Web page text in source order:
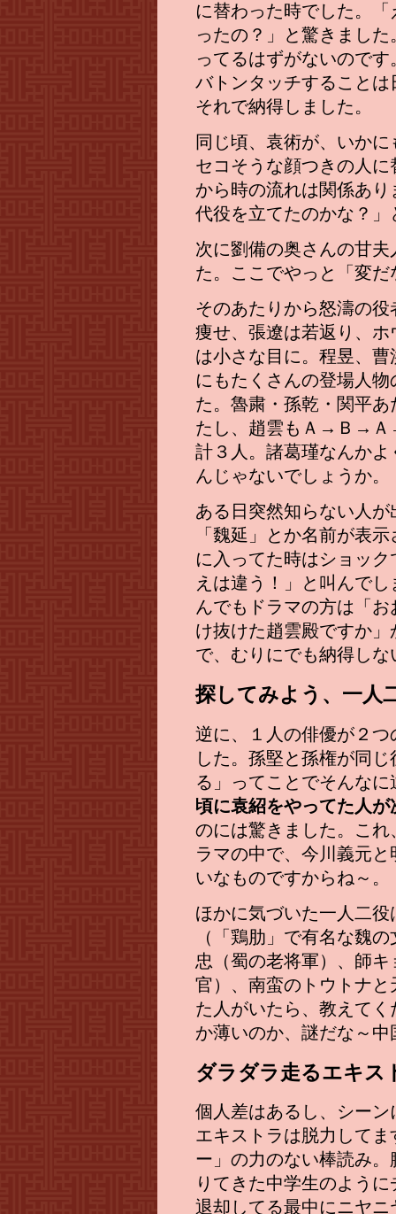
に替わった時でした。
ったの？」と驚きまし
ってるはずがないので
バトンタッチすること
それで納得しました。
同じ頃、袁術が、いか
セコそうな顔つきの人
から時の流れは関係あ
代役を立てたのかな？」
次に劉備の奥さんの甘夫
た。ここでやっと「変
そのあたりから怒濤の
痩せ、張遼は若返り、
は小さな目に。程昱、
にもたくさんの登場人
た。魯粛・孫乾・関平
たし、趙雲もＡ→Ｂ→Ａ
計３人。諸葛瑾なんか
んじゃないでしょうか。
ある日突然知らない人
「魏延」とか名前が表
に入ってた時はショッ
えは違う！」と叫んで
んでもドラマの方は「
け抜けた趙雲殿ですか
で、むりにでも納得し
探してみよう、一人
逆に、１人の俳優が２
した。孫堅と孫権が同
る」ってことでそんな
頃に袁紹をやってた人
のには驚きました。こ
ラマの中で、今川義元
いなものですからね～。
ほかに気づいた一人二
（「鶏肋」で有名な魏
忠（蜀の老将軍）、師
官）、南蛮のトウトナ
た人がいたら、教えて
か薄いのか、謎だな～
ダラダラ走るエキス
個人差はあるし、シー
エキストラは脱力して
ー」の力のない棒読み
りてきた中学生のよう
退却してる最中にニヤ